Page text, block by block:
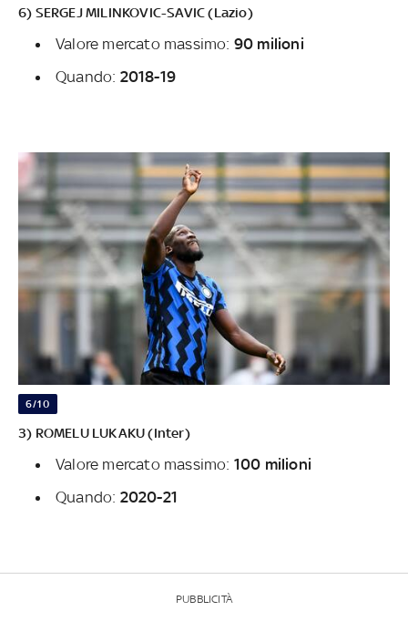
6) SERGEJ MILINKOVIC-SAVIC (Lazio)
Valore mercato massimo: 90 milioni
Quando: 2018-19
6/10
3) ROMELU LUKAKU (Inter)
Valore mercato massimo: 100 milioni
Quando: 2020-21
PUBBLICITÀ